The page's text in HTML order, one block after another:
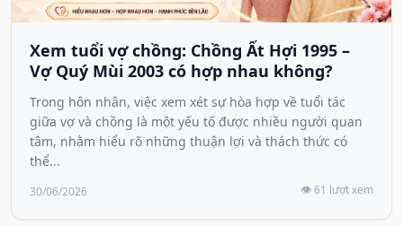
Xem tuổi vợ chồng: Chồng Ất Hợi 1995 –
Vợ Quý Mùi 2003 có hợp nhau không?
Trong hôn nhân, việc xem xét sự hòa hợp về tuổi tác
giữa vợ và chồng là một yếu tố được nhiều người quan
tâm, nhằm hiểu rõ những thuận lợi và thách thức có
thể...
30/06/2026 👁️ 61 lượt xem